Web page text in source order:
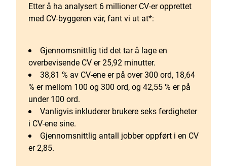
Etter å ha analysert 6 millioner CV-er opprettet
med CV-byggeren vår, fant vi ut at*:
Gjennomsnittlig tid det tar å lage en
overbevisende CV er 25,92 minutter.
38,81 % av CV-ene er på over 300 ord, 18,64
% er mellom 100 og 300 ord, og 42,55 % er på
under 100 ord.
Vanligvis inkluderer brukere seks ferdigheter
i CV-ene sine.
Gjennomsnittlig antall jobber oppført i en CV
er 2,85.